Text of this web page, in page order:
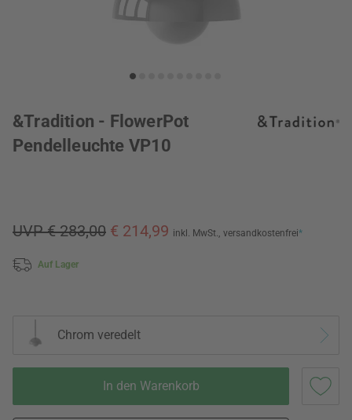
&Tradition - FlowerPot
Pendelleuchte VP10
UVP € 283,00 € 214,99 inkl. MwSt., versandkostenfrei*
Auf Lager
Chrom veredelt
In den Warenkorb